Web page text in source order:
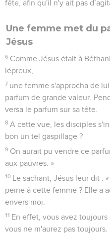
fête, afin qu'il n'y ait pas
Une femme met du
Jésus
6 Comme Jésus était à
lépreux,
7 une femme s'approcha de
parfum de grande valeur.
versa le parfum sur sa tête.
8 A cette vue, les disciples
bon un tel gaspillage ?
9 On aurait pu vendre ce
aux pauvres. »
10 Le sachant, Jésus leur dit :
peine à cette femme ? Elle a
envers moi.
11 En effet, vous avez
vous ne m'aurez pas toujours.